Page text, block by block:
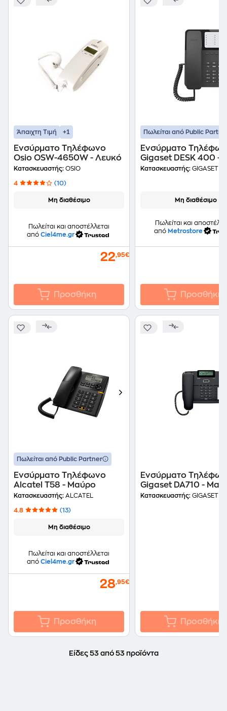
Άπαιχτη Τιμή +1
Ενσύρματο Τηλέφωνο
Osio OSW-4650W - Λευκό
Κατασκευαστής: OSIO
4 (10)
Μη διαθέσιμο
Πωλείται και αποστέλλεται
από Ciel4me.gr
22,95€
Προσθήκη
Πωλείται από Public
Ενσύρματο
Gigaset DESK 400 -
Κατασκευαστής: GIGASET
Μη διαθέσιμο
Πωλείται και
από Metrostore
Προσθήκη
Πωλείται από Public Partner
Ενσύρματο Τηλέφωνο
Alcatel T58 - Μαύρο
Κατασκευαστής: ALCATEL
4.8 (13)
Μη διαθέσιμο
Πωλείται και αποστέλλεται
από Ciel4me.gr
28,95€
Προσθήκη
Ενσύρματο
Gigaset DA710 -
Κατασκευαστής: GIGASET
Προσθήκη
Είδες 53 από 53 προϊόντα